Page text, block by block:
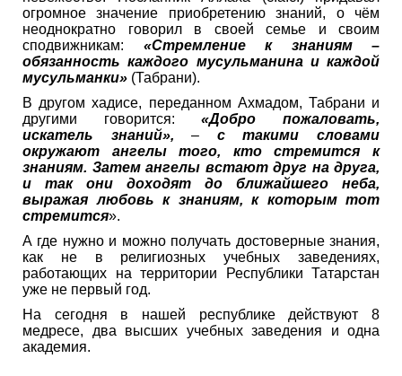
огромное значение приобретению знаний, о чём
неоднократно говорил в своей семье и своим
сподвижникам: «Стремление к знаниям –
обязанность каждого мусульманина и каждой
мусульманки» (Табрани).
В другом хадисе, переданном Ахмадом, Табрани и
другими говорится:«Добро пожаловать,
искатель знаний», – с такими словами
окружают ангелы того, кто стремится к
знаниям. Затем ангелы встают друг на друга,
и так они доходят до ближайшего неба,
выражая любовь к знаниям, к которым тот
стремится».
А где нужно и можно получать достоверные знания,
как не в религиозных учебных заведениях,
работающих на территории Республики Татарстан
уже не первый год.
На сегодня в нашей республике действуют 8
медресе, два высших учебных заведения и одна
академия.